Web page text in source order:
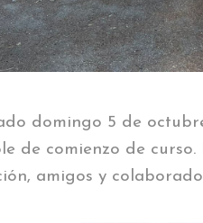
domingo 5 de
de comienzo de
amigos y